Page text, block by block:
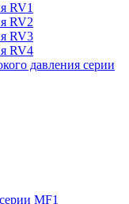
RV1
RV2
RV3
RV4
давления серии
MF1